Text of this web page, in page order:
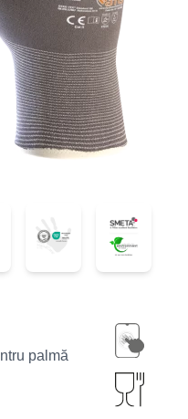
34-874
palmă